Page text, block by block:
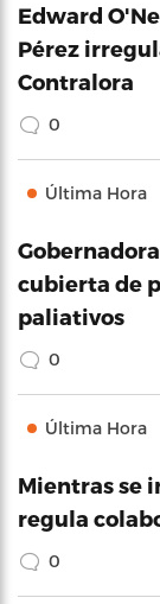
Edward
Pérez
Contralora
0
Última Hora
cubierta de
paliativos
0
Última Hora
Mientras se
regula
0